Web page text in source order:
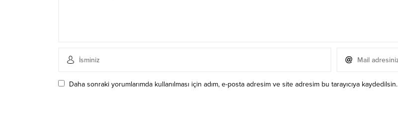
Daha sonraki yorumlarımda kullanılması için adım, e-posta adresim ve site adresim bu tarayıcıya kaydedilsin.